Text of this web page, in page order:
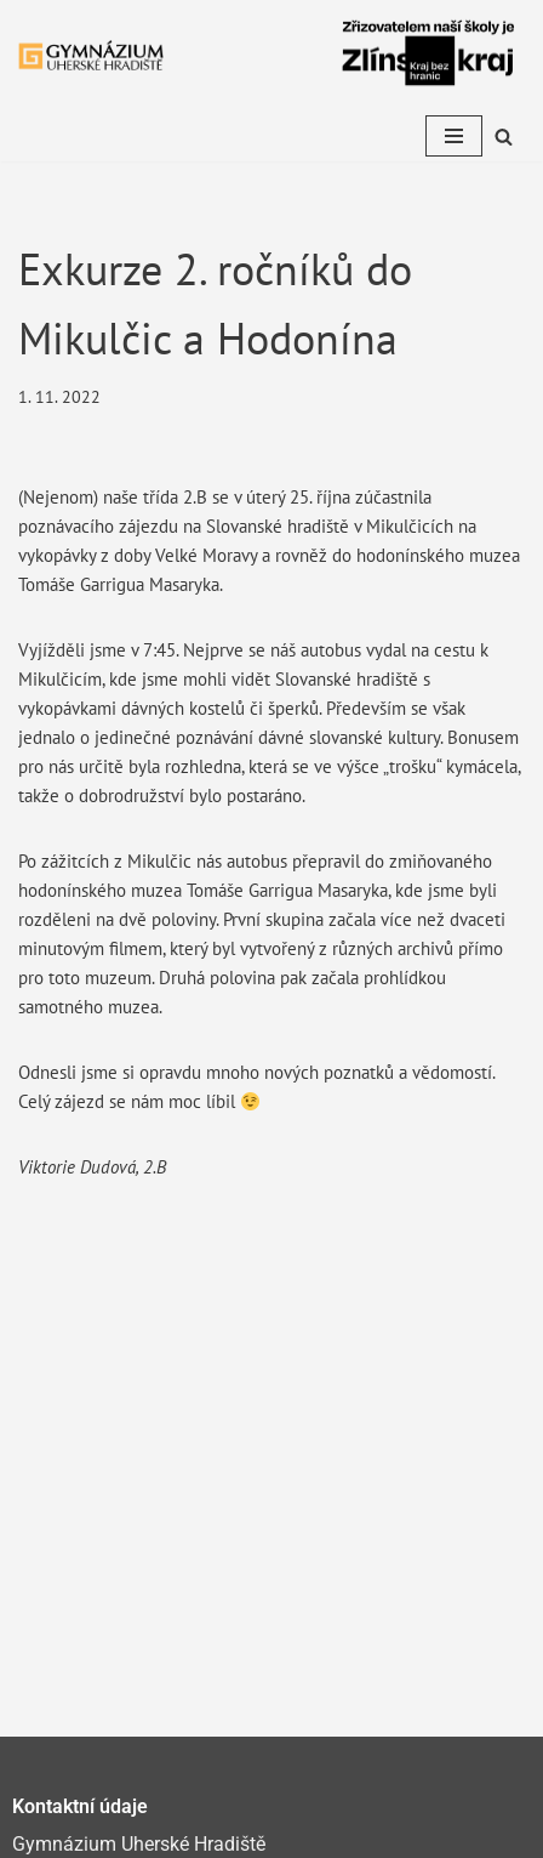
Přeskočit
Exkurze 2. ročníků do
Mikulčic a Hodonína
1. 11. 2022
(Nejenom) naše třída 2.B se v úterý 25. října zúčastnila
poznávacího zájezdu na Slovanské hradiště v Mikulčicích na
vykopávky z doby Velké Moravy a rovněž do hodonínského muzea
Tomáše Garrigua Masaryka.
Vyjížděli jsme v 7:45. Nejprve se náš autobus vydal na cestu k
Mikulčicím, kde jsme mohli vidět Slovanské hradiště s
vykopávkami dávných kostelů či šperků. Především se však
jednalo o jedinečné poznávání dávné slovanské kultury. Bonusem
pro nás určitě byla rozhledna, která se ve výšce „trošku“ kymácela,
takže o dobrodružství bylo postaráno.
Po zážitcích z Mikulčic nás autobus přepravil do zmiňovaného
hodonínského muzea Tomáše Garrigua Masaryka, kde jsme byli
rozděleni na dvě poloviny. První skupina začala více než dvaceti
minutovým filmem, který byl vytvořený z různých archivů přímo
pro toto muzeum. Druhá polovina pak začala prohlídkou
samotného muzea.
Odnesli jsme si opravdu mnoho nových poznatků a vědomostí.
Celý zájezd se nám moc líbil
Viktorie Dudová, 2.B
Kontaktní údaje
Gymnázium Uherské Hradiště